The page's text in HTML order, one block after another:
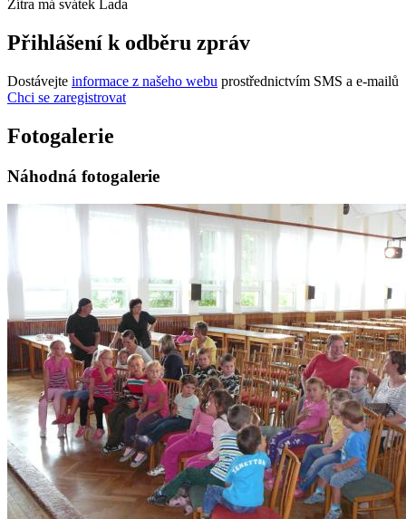
Zítra má svátek Lada
Přihlášení k odběru zpráv
Dostávejte informace z našeho webu prostřednictvím SMS a e-mailů
Chci se zaregistrovat
Fotogalerie
Náhodná fotogalerie